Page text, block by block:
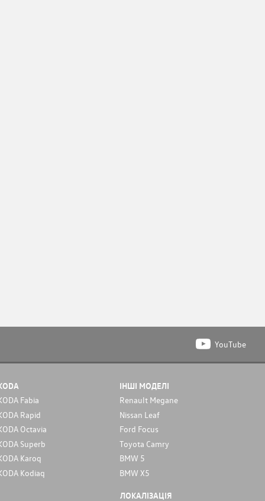
YouTube
Fabia
Rapid
Octavia
Superb
Karoq
Kodiaq
ІНШІ МОДЕЛІ
Renault Megane
Nissan Leaf
Ford Focus
Toyota Camry
BMW 5
BMW X5
ЛОКАЛІЗАЦІЯ